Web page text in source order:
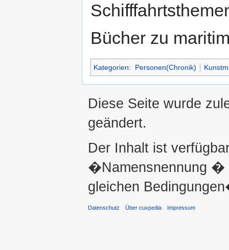
Bücher zu
Kategorien: Personen(Chronik)
Diese Seite wurde
geändert.
Der Inhalt ist
�Namensnennung �
gleichen
Datenschutz Über cuxpedia Impressum